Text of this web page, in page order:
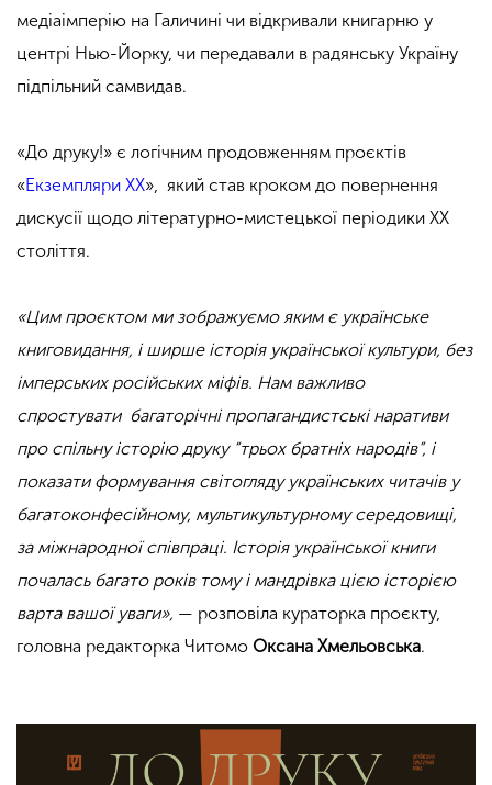
медіаімперію на Галичині чи відкривали книгарню у
центрі Нью-Йорку, чи передавали в радянську Україну
підпільний самвидав.
«До друку!» є логічним продовженням проєктів
«Екземпляри ХХ», який став кроком до повернення
дискусії щодо літературно-мистецької періодики ХХ
століття.
«Цим проєктом ми зображуємо яким є українське
книговидання, і ширше історія української культури, без
імперських російських міфів. Нам важливо
спростувати багаторічні пропагандистські наративи
про спільну історію друку “трьох братніх народів”, і
показати формування світогляду українських читачів у
багатоконфесійному, мультикультурному середовищі,
за міжнародної співпраці. Історія української книги
почалась багато років тому і мандрівка цією історією
варта вашої уваги», — розповіла кураторка проєкту,
головна редакторка Читомо Оксана Хмельовська.